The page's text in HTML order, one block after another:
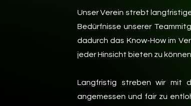
Unser Verein strebt
Bedürfnisse unserer
dadurch das Know-How im
jeder Hinsicht bieten zu können.
Langfristig streben wir mit
angemessen und fair zu